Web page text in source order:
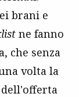
brani e
ne fanno
che senza
volta la